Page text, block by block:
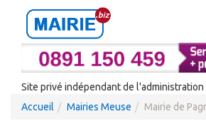
Site privé indépendant de l'administration
Accueil
Mairies Meuse Mairie de